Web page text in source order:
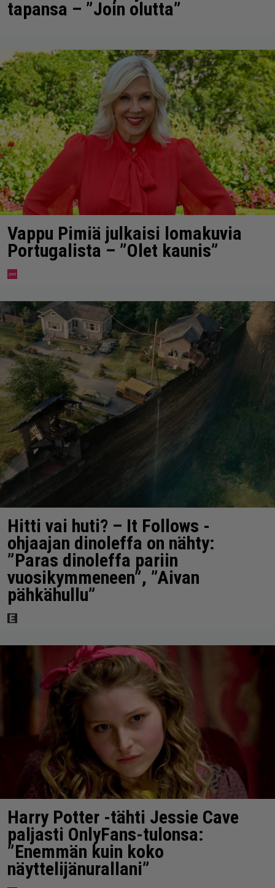
tapansa – ”Join olutta”
Vappu Pimiä julkaisi lomakuvia
Portugalista – ”Olet kaunis”
Hitti vai huti? – It Follows -
ohjaajan dinoleffa on nähty:
”Paras dinoleffa pariin
vuosikymmeneen”, ”Aivan
pähkähullu”
Harry Potter -tähti Jessie Cave
paljasti OnlyFans-tulonsa:
”Enemmän kuin koko
näyttelijänurallani”